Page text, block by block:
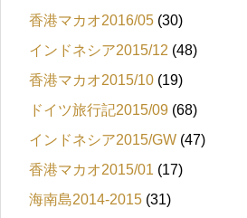
香港マカオ2016/05 (30)
インドネシア2015/12 (48)
香港マカオ2015/10 (19)
ドイツ旅行記2015/09 (68)
インドネシア2015/GW (47)
香港マカオ2015/01 (17)
海南島2014-2015 (31)